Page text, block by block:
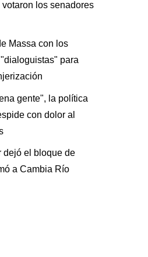
votaron los senadores
Massa con los
para
gente", la política
con dolor al
dejó el bloque de
a Cambia Río